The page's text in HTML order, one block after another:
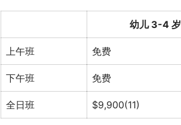
幼儿 3-4 岁
上午班 免费
下午班 免费
全日班 $9,900(11)